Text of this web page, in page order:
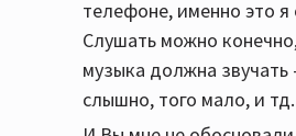
телефоне, именно это я
Слушать можно
музыка должна звучать
слышно, того мало, и тд.